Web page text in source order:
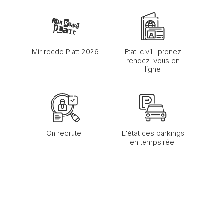
Mir redde Platt 2026
État-civil : prenez
rendez-vous en
ligne
On recrute !
L'état des parkings
en temps réel